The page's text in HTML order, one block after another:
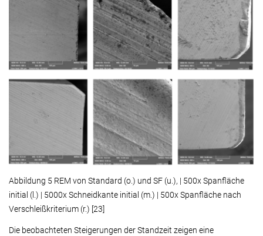
Abbildung 5 REM von Standard (o.) und SF (u.), | 500x Spanfläche
initial (l.) | 5000x Schneidkante initial (m.) | 500x Spanfläche nach
Verschleißkriterium (r.) [23]
Die beobachteten Steigerungen der Standzeit zeigen eine